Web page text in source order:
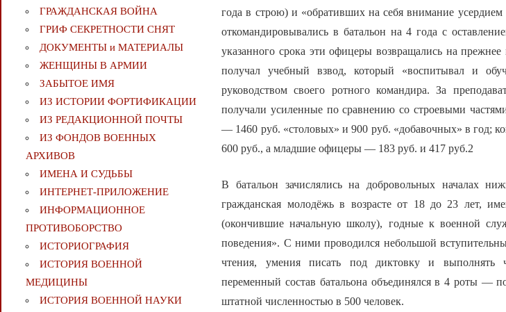
года в строю) и «обративших на себя внимание
откомандировывались в батальон на 4 года с
указанного срока эти офицеры возвращались на
получал учебный взвод, который «воспитывал и
руководством своего ротного командира. За
получали усиленные по сравнению со строевыми
— 1460 руб. «столовых» и 900 руб. «добавочных» в год;
600 руб., а младшие офицеры — 183 руб. и 417 руб.2
В батальон зачислялись на добровольных началах
гражданская молодёжь в возрасте от 18 до 23 лет,
(окончившие начальную школу), годные к военной
поведения». С ними проводился небольшой
чтения, умения писать под диктовку и выполнять
переменный состав батальона объединялся в 4 роты —
штатной численностью в 500 человек.
ГРАЖДАНСКАЯ ВОЙНА
ГРИФ СЕКРЕТНОСТИ СНЯТ
ДОКУМЕНТЫ и МАТЕРИАЛЫ
ЖЕНЩИНЫ В АРМИИ
ЗАБЫТОЕ ИМЯ
ИЗ ИСТОРИИ ФОРТИФИКАЦИИ
ИЗ РЕДАКЦИОННОЙ ПОЧТЫ
ИЗ ФОНДОВ ВОЕННЫХ
АРХИВОВ
ИМЕНА И СУДЬБЫ
ИНТЕРНЕТ-ПРИЛОЖЕНИЕ
ИНФОРМАЦИОННОЕ
ПРОТИВОБОРСТВО
ИСТОРИОГРАФИЯ
ИСТОРИЯ ВОЕННОЙ
МЕДИЦИНЫ
ИСТОРИЯ ВОЕННОЙ НАУКИ